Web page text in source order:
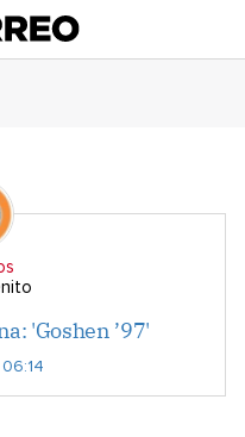
'Goshen ’97'
06:14